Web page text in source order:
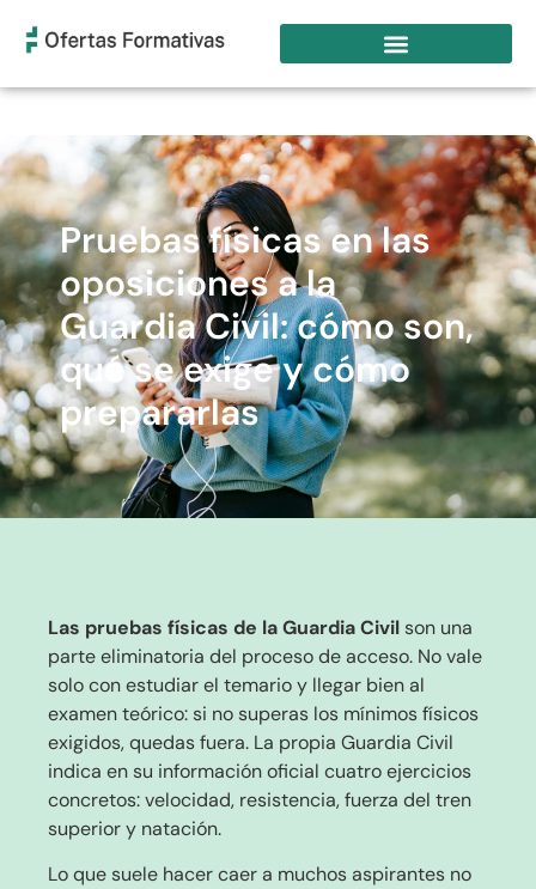
Pruebas físicas en las
oposiciones a la
Guardia Civil: cómo son,
qué se exige y cómo
prepararlas
Las pruebas físicas de la Guardia Civilson una
parte eliminatoria del proceso de acceso. No vale
solo con estudiar el temario y llegar bien al
examen teórico: si no superas los mínimos físicos
exigidos, quedas fuera. La propia Guardia Civil
indica en su información oficial cuatro ejercicios
concretos: velocidad, resistencia, fuerza del tren
superior y natación.
Lo que suele hacer caer a muchos aspirantes no